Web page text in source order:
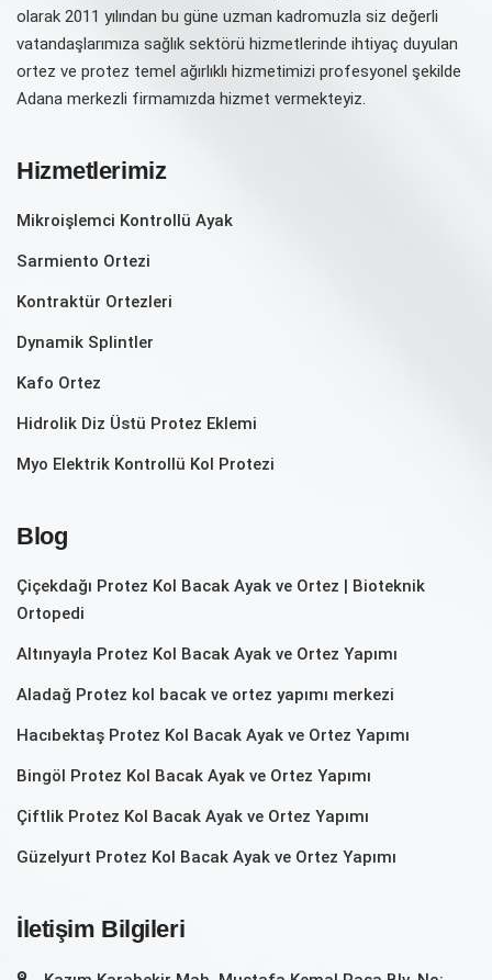
olarak 2011 yılından bu güne uzman kadromuzla siz değerli
vatandaşlarımıza sağlık sektörü hizmetlerinde ihtiyaç duyulan
ortez ve protez temel ağırlıklı hizmetimizi profesyonel şekilde
Adana merkezli firmamızda hizmet vermekteyiz.
Hizmetlerimiz
Mikroişlemci Kontrollü Ayak
Sarmiento Ortezi
Kontraktür Ortezleri
Dynamik Splintler
Kafo Ortez
Hidrolik Diz Üstü Protez Eklemi
Myo Elektrik Kontrollü Kol Protezi
Blog
Çiçekdağı Protez Kol Bacak Ayak ve Ortez | Bioteknik
Ortopedi
Altınyayla Protez Kol Bacak Ayak ve Ortez Yapımı
Aladağ Protez kol bacak ve ortez yapımı merkezi
Hacıbektaş Protez Kol Bacak Ayak ve Ortez Yapımı
Bingöl Protez Kol Bacak Ayak ve Ortez Yapımı
Çiftlik Protez Kol Bacak Ayak ve Ortez Yapımı
Güzelyurt Protez Kol Bacak Ayak ve Ortez Yapımı
İletişim Bilgileri